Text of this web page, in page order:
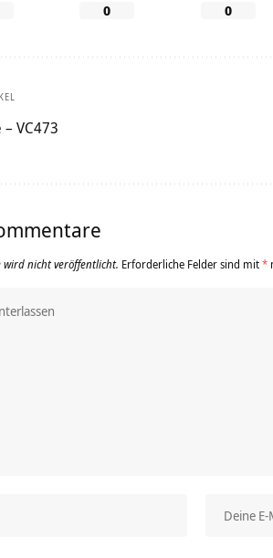
0 0
– VC473
wird nicht veröffentlicht. Erforderliche Felder sind mit*